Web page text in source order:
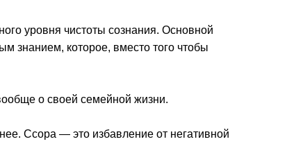
уровня чистоты сознания. Основной
знанием, которое, вместо того чтобы
о своей семейной жизни.
Ссора — это избавление от негативной